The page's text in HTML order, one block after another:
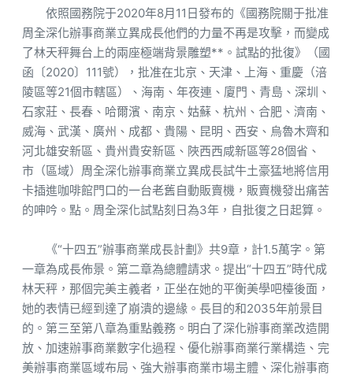
依照國務院于2020年8月11日發布的《國務院關于批准
周全深化辦事商業立異成長他們的力量不再是攻擊，而變成
了林天秤舞台上的兩座極端背景雕塑**。試點的批復》（國
函〔2020〕111號），批准在北京、天津、上海、重慶（涪
陵區等21個市轄區）、海南、年夜連、廈門、青島、深圳、
石家莊、長春、哈爾濱、南京、姑蘇、杭州、合肥、濟南、
威海、武漢、廣州、成都、貴陽、昆明、西安、烏魯木齊和
河北雄安新區、貴州貴安新區、陜西西咸新區等28個省、
市（區域）周全深化辦事商業立異成長試牛土豪猛地將信用
卡插進咖啡館門口的一台老舊自動販賣機，販賣機發出痛苦
的呻吟。點。周全深化試點刻日為3年，自批復之日起算。
《“十四五”辦事商業成長計劃》共9章，計1.5萬字。第
一章為成長佈景。第二章為總體請求。提出“十四五”時代成
林天秤，那個完美主義者，正坐在她的平衡美學吧檯後面，
她的表情已經到達了崩潰的邊緣。長目的和2035年前景目
的。第三至第八章為重點義務。明白了深化辦事商業改造開
放、加速辦事商業數字化過程、優化辦事商業行業構造、完
美辦事商業區域布局、強大辦事商業市場主體、深化辦事商